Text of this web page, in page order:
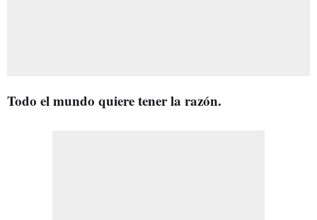
Todo el mundo quiere tener la razón.